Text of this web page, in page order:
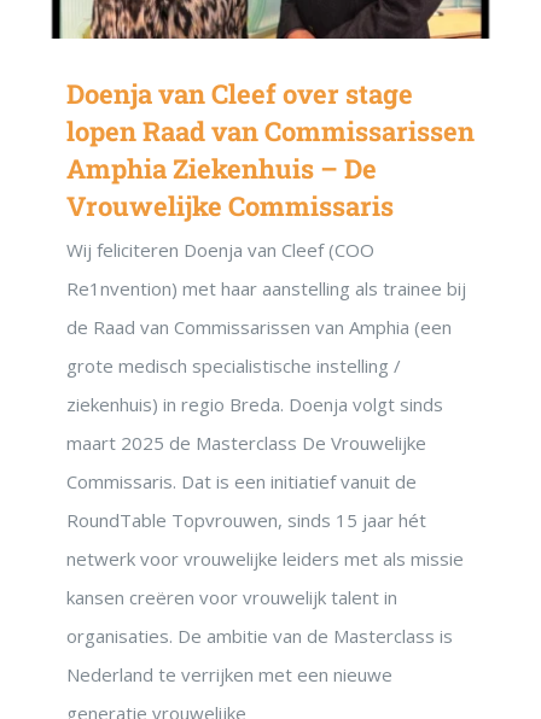
Doenja van Cleef over stage
lopen Raad van Commissarissen
Amphia Ziekenhuis – De
Vrouwelijke Commissaris
Wij feliciteren Doenja van Cleef (COO
Re1nvention) met haar aanstelling als trainee bij
de Raad van Commissarissen van Amphia (een
grote medisch specialistische instelling /
ziekenhuis) in regio Breda. Doenja volgt sinds
maart 2025 de Masterclass De Vrouwelijke
Commissaris. Dat is een initiatief vanuit de
RoundTable Topvrouwen, sinds 15 jaar hét
netwerk voor vrouwelijke leiders met als missie
kansen creëren voor vrouwelijk talent in
organisaties. De ambitie van de Masterclass is
Nederland te verrijken met een nieuwe
generatie vrouwelijke